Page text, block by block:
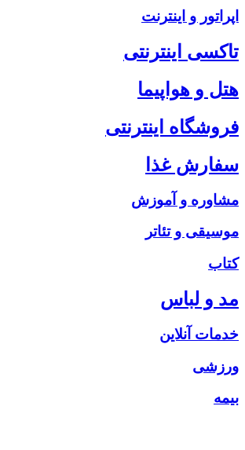
اپراتور و اینترنت
تاکسی اینترنتی
هتل و هواپیما
فروشگاه اینترنتی
سفارش غذا
مشاوره و آموزش
موسیقی و تئاتر
کتاب
مد و لباس
خدمات آنلاین
ورزشی
بیمه